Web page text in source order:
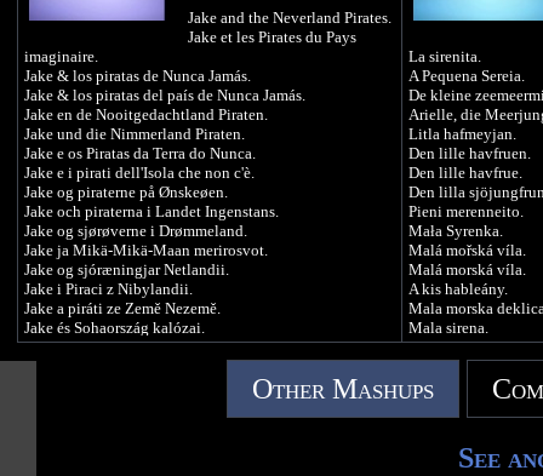
Клубът на Мики Маус.
მიკი მაუსის კლუბი.
Միկի Մաուս ակումբը.
.מועדון החברים של מיקי מאוס
.نادي ميكي ماوس
मिकी माउस क्लब हाउस.
米奇妙妙屋.
미키마우스 클럽하우스.
ミッキーマウス クラブハウス.
Ngôi nhà vui vẻ của chuột Mickey.
บ้านมิกกี้แสนสนุก.
#MMCH
おたすけマニー.
Manny khéo tay.
แมนนี่ยอดคน.
#HandyManny
Jake and the Neverland Pirates.
Jake et les Pirates du Pays
imaginaire.
Jake & los piratas de Nunca Jamás.
Jake & los piratas del país de Nunca Jamás.
Jake en de Nooitgedachtland Piraten.
Jake und die Nimmerland Piraten.
Jake e os Piratas da Terra do Nunca.
Jake e i pirati dell'Isola che non c'è.
Jake og piraterne på Ønskeøen.
Jake och piraterna i Landet Ingenstans.
Jake og sjørøverne i Drømmeland.
Jake ja Mikä-Mikä-Maan merirosvot.
Jake og sjóræningjar Netlandii.
Jake i Piraci z Nibylandii.
Jake a piráti ze Země Nezemě.
Jake és Sohaország kalózai.
Jakec in pirati iz Dežele Nije.
Jan i pirati iz Nigdjezemske.
La sirenita.
A Pequena Sereia.
De kleine
Arielle, die
Litla hafmeyjan.
Den lille havfruen.
Den lille havfrue.
Den lilla
Pieni merenneito.
Mała Syrenka.
Malá mořská víla.
Malá morská víla.
A kis hableány.
Mala morska
Mala sirena.
Väike merineitsi.
Mazā nāriņa.
Mazoji undinele.
Kiçik su pərisi.
Η Μικρή Γοργόνα.
Other Mashups
See